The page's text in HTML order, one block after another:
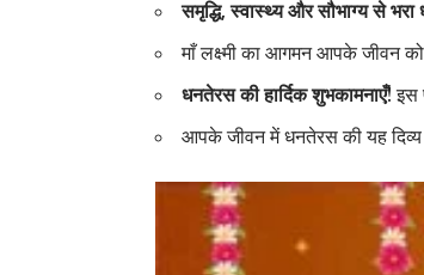
समृद्धि, स्वास्थ्य और सौभाग्य से
माँ लक्ष्मी का आगमन आपके जीवन
धनतेरस की हार्दिक शुभकामनाएँ! इस
आपके जीवन में धनतेरस की यह दिव्य